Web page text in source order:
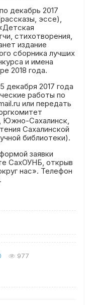
декабрь 2017
эссе),
стихотворения,
издание
сборника лучших
и имена
2018 года.
декабря 2017 года
работы по
или передать
Южно-Сахалинск,
Сахалинской
библиотеки).
заявки
СахОУНБ, открыв
нас». Телефон
977